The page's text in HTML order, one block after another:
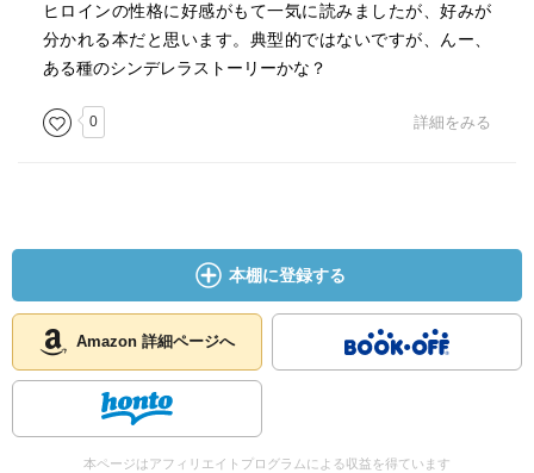
ヒロインの性格に好感がもて一気に読みましたが、好みが
分かれる本だと思います。典型的ではないですが、んー、
ある種のシンデレラストーリーかな？
0 詳細をみる
本棚に登録する
Amazon 詳細ページへ
本ページはアフィリエイトプログラムによる収益を得ています